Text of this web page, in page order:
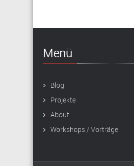
Menü
Blog
Projekte
About
Workshops / Vorträge